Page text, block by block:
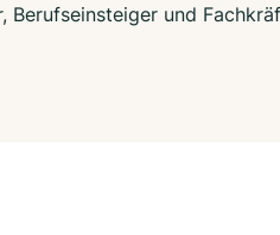
Berufseinsteiger und